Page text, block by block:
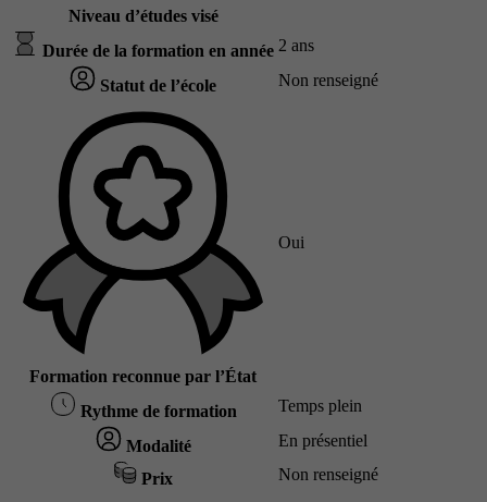
Niveau d’études visé
Durée de la formation en année 2 ans
Statut de l’école Non renseigné
Formation reconnue par l’État
Oui
Rythme de formation Temps plein
Modalité En présentiel
Prix Non renseigné